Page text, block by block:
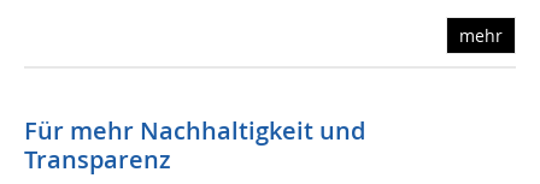
mehr
Für mehr Nachhaltigkeit und
Transparenz